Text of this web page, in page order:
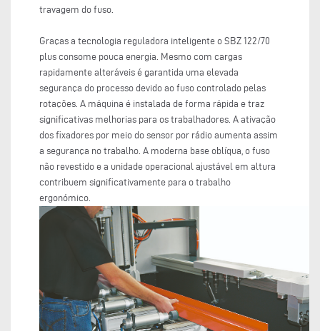
travagem do fuso.
Graças a tecnologia reguladora inteligente o SBZ 122/70
plus consome pouca energia. Mesmo com cargas
rapidamente alteráveis é garantida uma elevada
segurança do processo devido ao fuso controlado pelas
rotações. A máquina é instalada de forma rápida e traz
significativas melhorias para os trabalhadores. A ativação
dos fixadores por meio do sensor por rádio aumenta assim
a segurança no trabalho. A moderna base oblíqua, o fuso
não revestido e a unidade operacional ajustável em altura
contribuem significativamente para o trabalho
ergonómico.